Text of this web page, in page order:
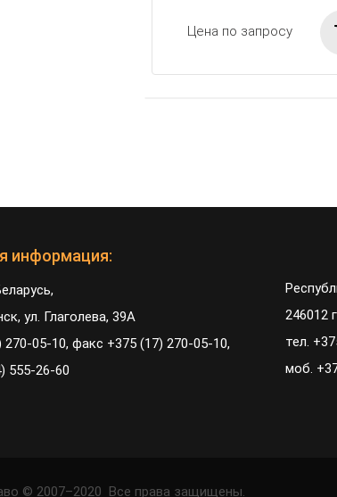
Цена по запросу
информация:
ул. Глаголева, 39А
270-05-10, факс +375 (17) 270-05-10,
555-26-60
246012
тел.
моб.
© 2007–2020 Все права защищены.